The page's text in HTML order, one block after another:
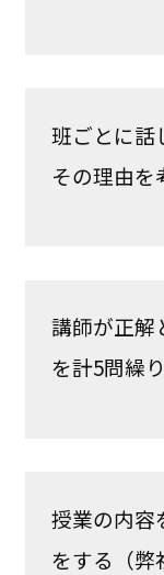
班ごとに
その理由を
講師が正解
を計5問繰り
授業の内容
をする（弊